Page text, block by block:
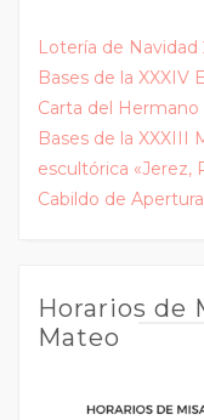
Lotería de Navidad
Bases de la XXXIV
Carta del Hermano
Bases de la XXXIII
escultórica «Jerez,
Cabildo de
Horarios de
Mateo